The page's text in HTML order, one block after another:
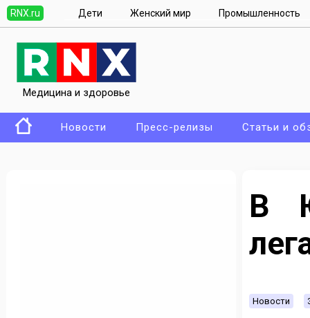
RNX.ru Дети Женский мир Промышленность
Медицина и здоровье
Новости Пресс-релизы Статьи и
В
Новости